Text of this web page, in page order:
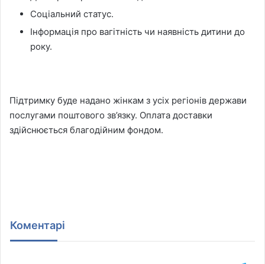
Соціальний статус.
Інформація про вагітність чи наявність дитини до
року.
Підтримку буде надано жінкам з усіх регіонів держави
послугами поштового зв’язку. Оплата доставки
здійснюється благодійним фондом.
Коментарі